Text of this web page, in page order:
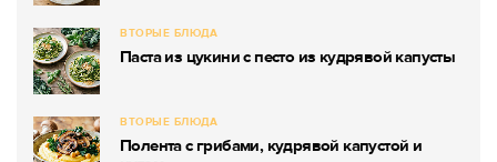
ВТОРЫЕ БЛЮДА
Паста из цукини с песто из кудрявой капусты
ВТОРЫЕ БЛЮДА
Полента с грибами, кудрявой капустой и